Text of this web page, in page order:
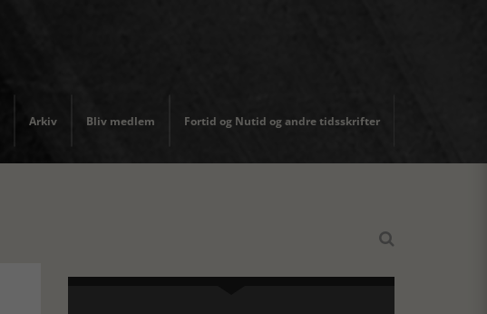
Arkiv Bliv medlem Fortid og Nutid og andre tidsskrifter
